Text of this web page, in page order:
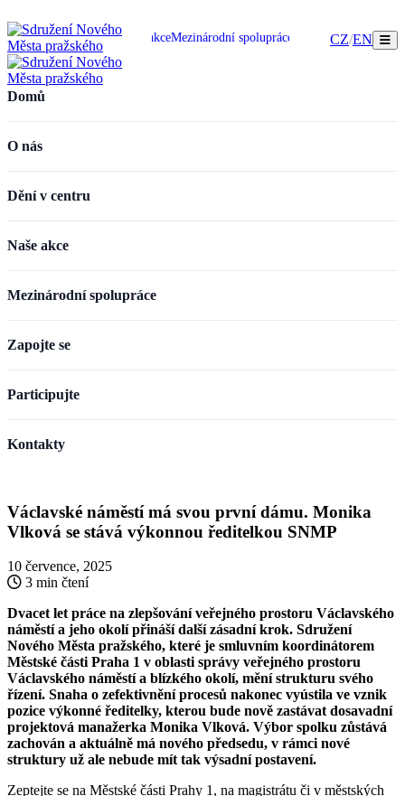
O násDění v centruNaše akceMezinárodní spolupráce Zapojte seParticipujte
CZ/EN
Domů
O nás
Dění v centru
Naše akce
Mezinárodní spolupráce
Zapojte se
Participujte
Kontakty
Václavské náměstí má svou první dámu. Monika
Vlková se stává výkonnou ředitelkou SNMP
10 července, 2025
3 min čtení
Dvacet let práce na zlepšování veřejného prostoru Václavského
náměstí a jeho okolí přináší další zásadní krok. Sdružení
Nového Města pražského, které je smluvním koordinátorem
Městské části Praha 1 v oblasti správy veřejného prostoru
Václavského náměstí a blízkého okolí, mění strukturu svého
řízení. Snaha o zefektivnění procesů nakonec vyústila ve vznik
pozice výkonné ředitelky, kterou bude nově zastávat dosavadní
projektová manažerka Monika Vlková. Výbor spolku zůstává
zachován a aktuálně má nového předsedu, v rámci nové
struktury už ale nebude mít tak výsadní postavení.
Zeptejte se na Městské části Prahy 1, na magistrátu či v městských